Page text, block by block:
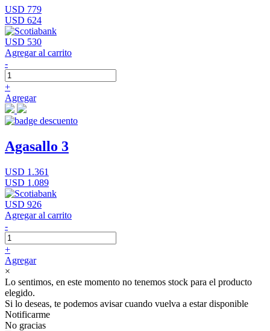
USD 779
USD 624
USD 530
Agregar al carrito
-
+
Agregar
Agasallo 3
USD 1.361
USD 1.089
USD 926
Agregar al carrito
-
+
Agregar
×
Lo sentimos, en este momento no tenemos stock para el producto
elegido.
Si lo deseas, te podemos avisar cuando vuelva a estar disponible
Notificarme
No gracias